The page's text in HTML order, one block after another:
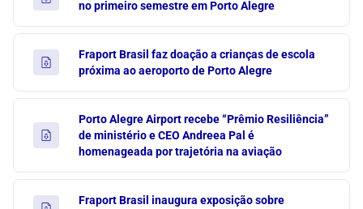
no primeiro semestre em Porto Alegre
Fraport Brasil faz doação a crianças de escola
próxima ao aeroporto de Porto Alegre
Porto Alegre Airport recebe “Prêmio Resiliência”
de ministério e CEO Andreea Pal é
homenageada por trajetória na aviação
Fraport Brasil inaugura exposição sobre